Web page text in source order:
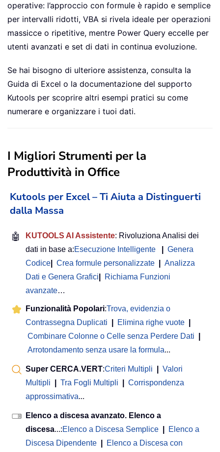
operative: l’approccio con formule è rapido e semplice
per intervalli ridotti, VBA si rivela ideale per operazioni
massicce o ripetitive, mentre Power Query eccelle per
utenti avanzati e set di dati in continua evoluzione.
Se hai bisogno di ulteriore assistenza, consulta la
Guida di Excel o la documentazione del supporto
Kutools per scoprire altri esempi pratici su come
numerare e organizzare i tuoi dati.
I Migliori Strumenti per la
Produttività in Office
Kutools per Excel – Ti Aiuta a Distinguerti
dalla Massa
🤖 KUTOOLS AI Assistente: Rivoluziona Analisi dei
dati in base a:Esecuzione Intelligente
Genera
Codice
Crea formule personalizzate
Analizza
Dati e Genera Grafici
Richiama Funzioni
avanzate…
Funzionalità Popolari:Trova, evidenzia o
Contrassegna Duplicati
Elimina righe vuote
Combinare Colonne o Celle senza Perdere Dati
Arrotondamento senza usare la formula...
Super CERCA.VERT:Criteri Multipli
Valori
Multipli
Tra Fogli Multipli
Corrispondenza
approssimativa...
Elenco a discesa avanzato. Elenco a
discesa...:Elenco a Discesa Semplice
Elenco a
Discesa Dipendente
Elenco a Discesa con